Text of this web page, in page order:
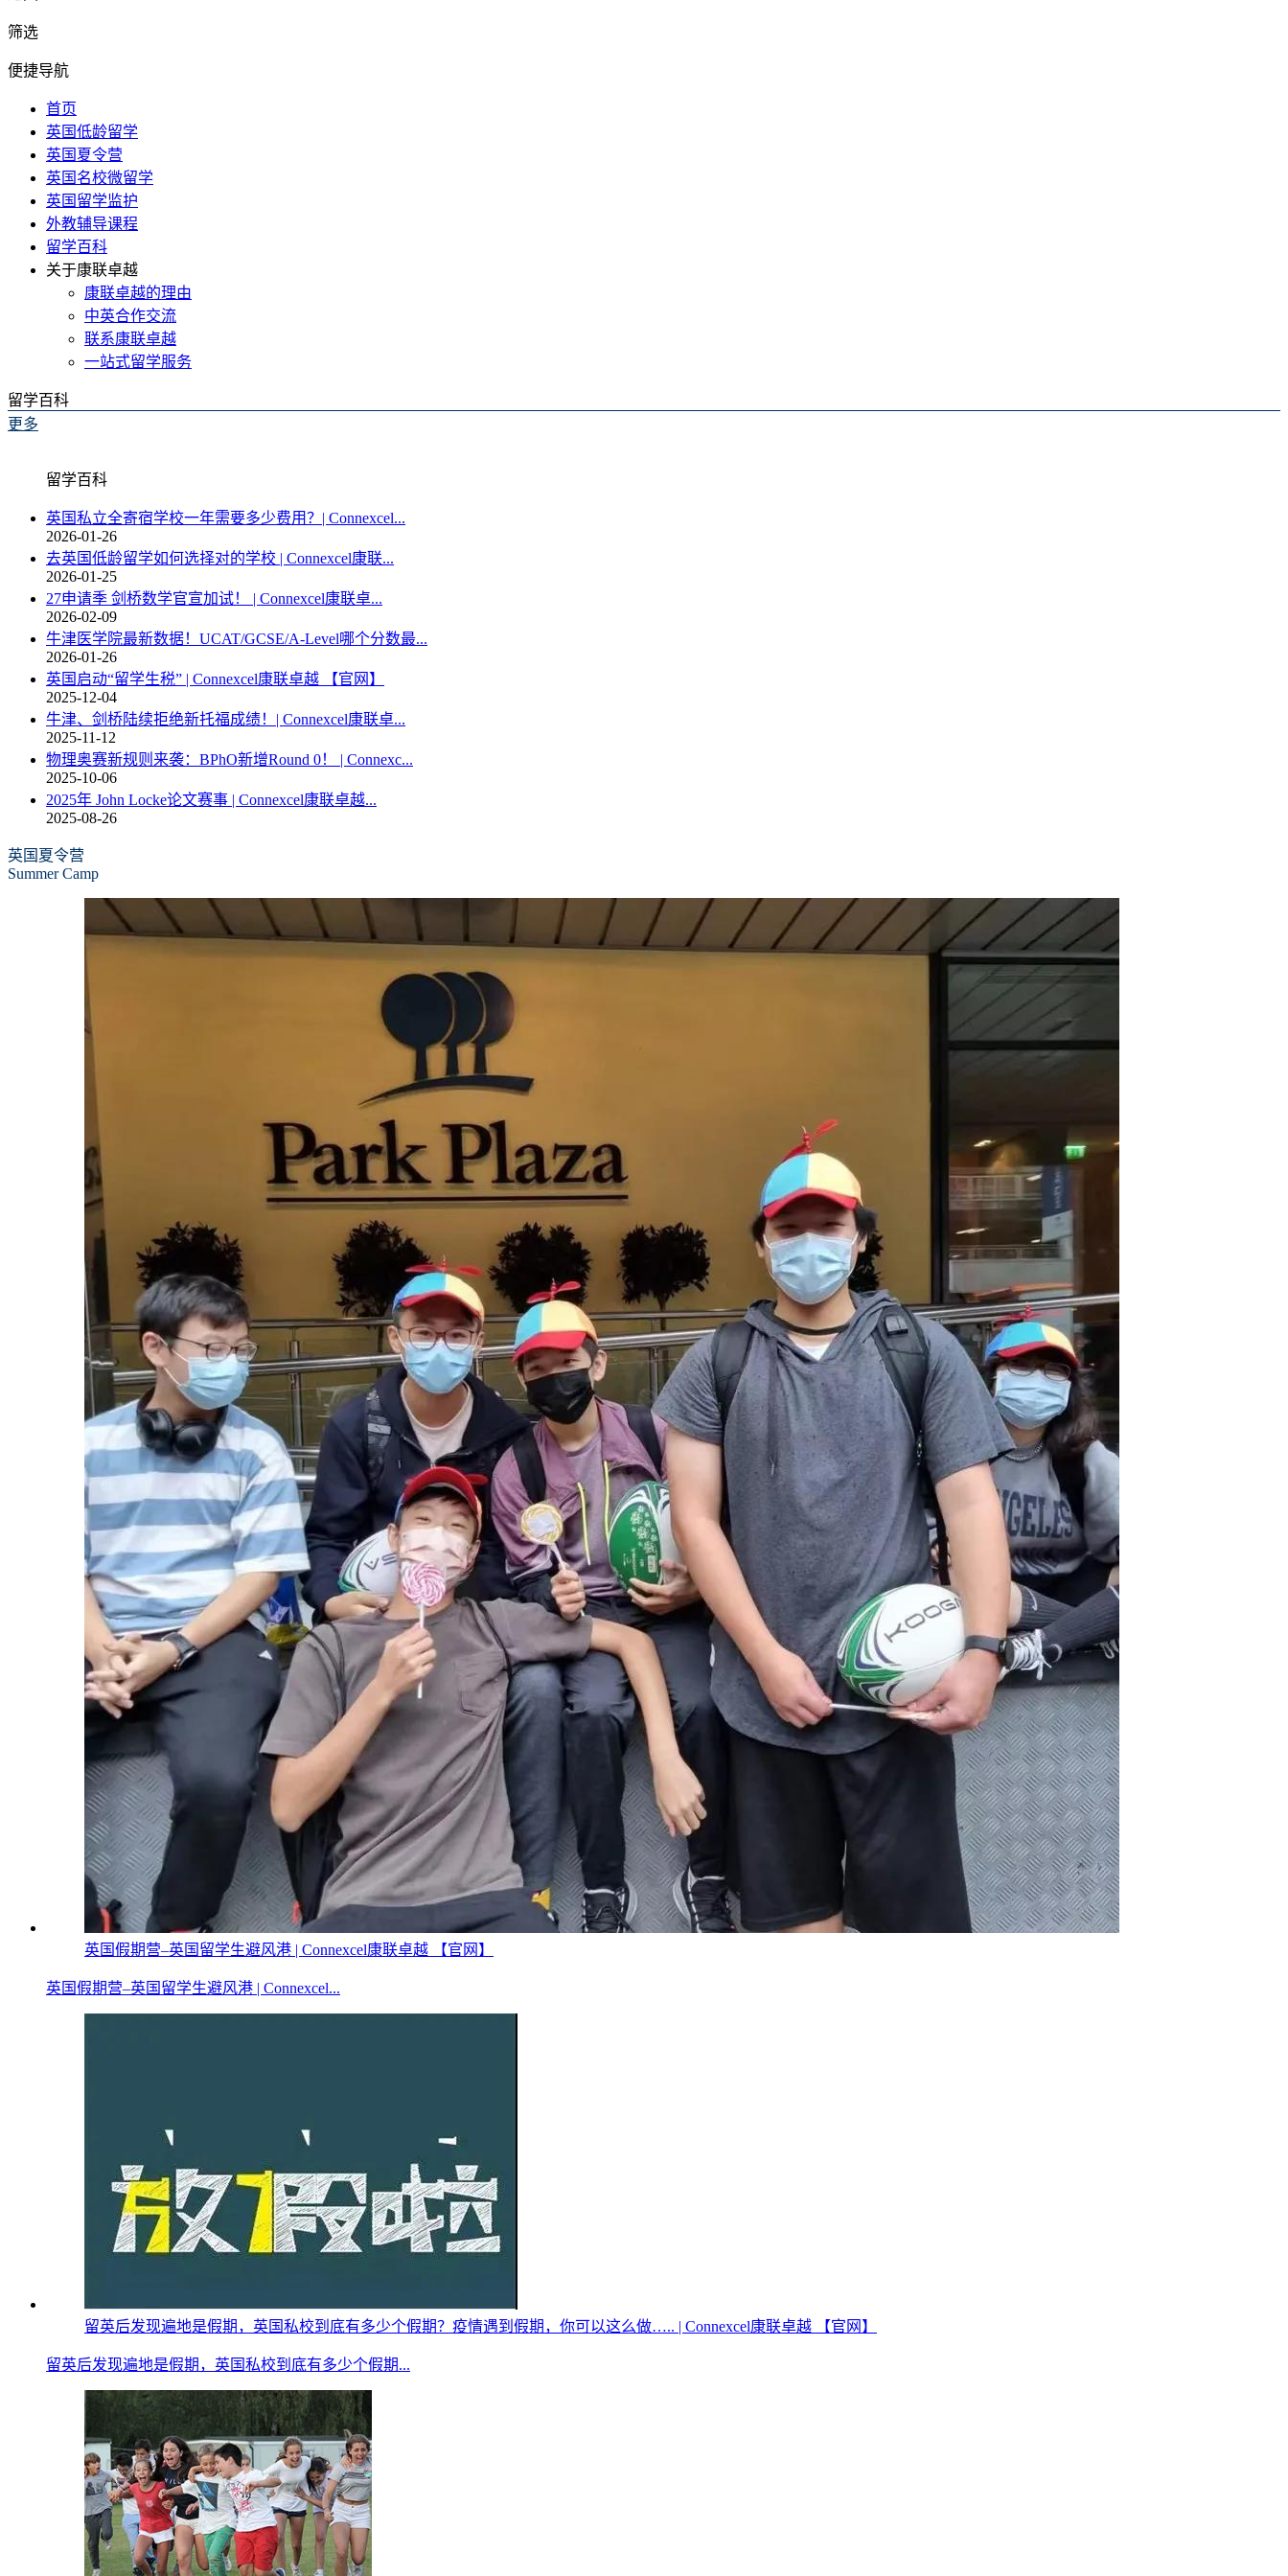
筛选
便捷导航
首页
英国低龄留学
英国夏令营
英国名校微留学
英国留学监护
外教辅导课程
留学百科
关于康联卓越
康联卓越的理由
中英合作交流
联系康联卓越
一站式留学服务
留学百科
更多
留学百科
英国私立全寄宿学校一年需要多少费用？| Connexcel...
2026-01-26
去英国低龄留学如何选择对的学校 | Connexcel康联...
2026-01-25
27申请季 剑桥数学官宣加试！ | Connexcel康联卓...
2026-02-09
牛津医学院最新数据！UCAT/GCSE/A-Level哪个分数最...
2026-01-26
英国启动“留学生税” | Connexcel康联卓越 【官网】
2025-12-04
牛津、剑桥陆续拒绝新托福成绩！| Connexcel康联卓...
2025-11-12
物理奥赛新规则来袭：BPhO新增Round 0！ | Connexc...
2025-10-06
2025年 John Locke论文赛事 | Connexcel康联卓越...
2025-08-26
英国夏令营
Summer Camp
英国假期营–英国留学生避风港 | Connexcel康联卓越 【官网】
英国假期营–英国留学生避风港 | Connexcel...
留英后发现遍地是假期，英国私校到底有多少个假期？疫情遇到假期，你可以这么做….. | Connexcel康联卓越 【官网】
留英后发现遍地是假期，英国私校到底有多少个假期...